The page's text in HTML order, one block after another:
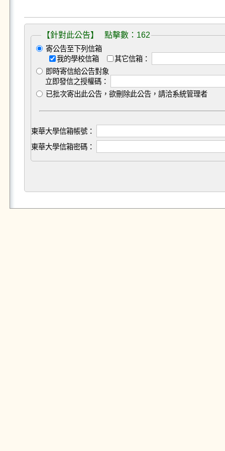
【針對此公告】 點擊數：162
寄公告至下列信箱
我的學校信箱
其它信箱：
即時寄信給公告對象
立即發信之授權碼：
已批次寄出此公告，欲刪除此公告，請洽系統管理者
東華大學信箱帳號：
東華大學信箱密碼：